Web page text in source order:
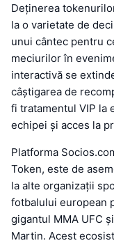
Deținerea
la o varietate de
unui cântec pentru
meciurilor în
interactivă se
câștigarea de
fi tratamentul VIP la
echipei și acces la
Platforma
Token, este de
la alte organizații
fotbalului european
gigantul MMA UFC
Martin. Acest